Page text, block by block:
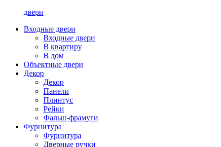
двери
Входные двери
Входные двери
В квартиру
В дом
Объектные двери
Декор
Декор
Панели
Плинтус
Рейки
Фальш-фрамуги
Фурнитура
Фурнитура
Дверные ручки